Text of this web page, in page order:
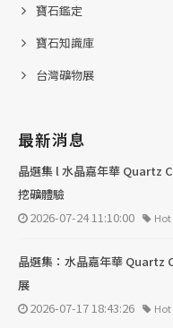
寶石鑑定
寶石知識庫
台灣礦物展
最新消息
晶選集 l 水晶嘉年華 Quartz
挖礦體驗
2026-07-24 11:10:00
Hot
晶選集：水晶嘉年華 Quartz
展
2026-07-17 18:43:26
Hot